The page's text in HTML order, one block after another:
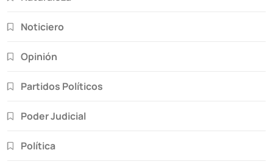
Noticiero
Opinión
Partidos Políticos
Poder Judicial
Política